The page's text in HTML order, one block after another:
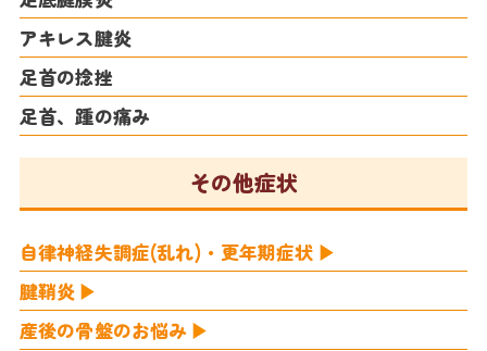
アキレス腱炎
足首の捻挫
足首、踵の痛み
その他症状
自律神経失調症(乱れ)・更年期症状
腱鞘炎
産後の骨盤のお悩み